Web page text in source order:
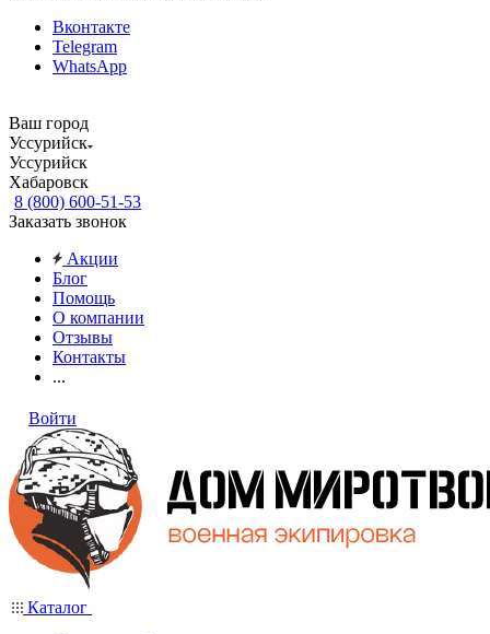
Вконтакте
Telegram
WhatsApp
Ваш город
Уссурийск
Уссурийск
Хабаровск
8 (800) 600-51-53
Заказать звонок
Акции
Блог
Помощь
О компании
Отзывы
Контакты
...
Войти
Каталог